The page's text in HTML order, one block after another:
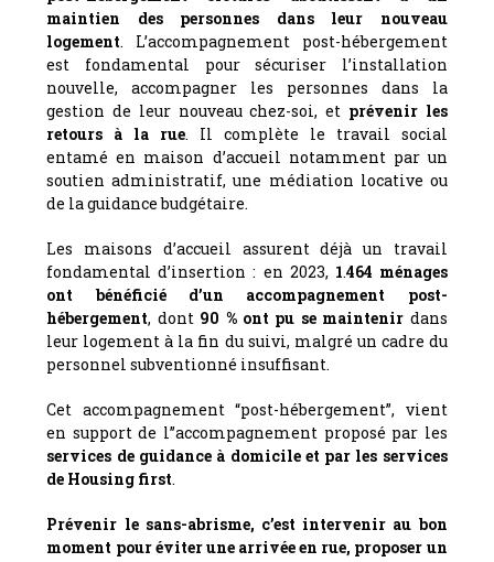
maintien des personnes dans leur nouveau
logement. L’accompagnement post-hébergement
est fondamental pour sécuriser l’installation
nouvelle, accompagner les personnes dans la
gestion de leur nouveau chez-soi, et prévenir les
retours à la rue. Il complète le travail social
entamé en maison d’accueil notamment par un
soutien administratif, une médiation locative ou
de la guidance budgétaire.
Les maisons d’accueil assurent déjà un travail
fondamental d’insertion : en 2023, 1.464 ménages
ont bénéficié d’un accompagnement post-
hébergement, dont 90 % ont pu se maintenir dans
leur logement à la fin du suivi, malgré un cadre du
personnel subventionné insuffisant.
Cet accompagnement “post-hébergement”, vient
en support de l’’accompagnement proposé par les
services de guidance à domicile et par les services
de Housing first.
Prévenir le sans-abrisme, c’est intervenir au bon
moment pour éviter une arrivée en rue, proposer un